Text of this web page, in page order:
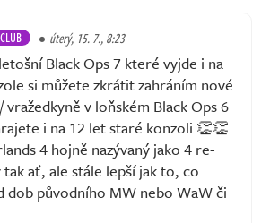
úterý, 15. 7., 8:23
Black Ops 7 které vyjde i na
si můžete zkrátit zahráním nové
vražedkyně v loňském Black Ops 6
i na 12 let staré konzoli 👏👏
4 hojně nazývaný jako 4 re-
ať, ale stále lepší jak to, co
dob původního MW nebo WaW či